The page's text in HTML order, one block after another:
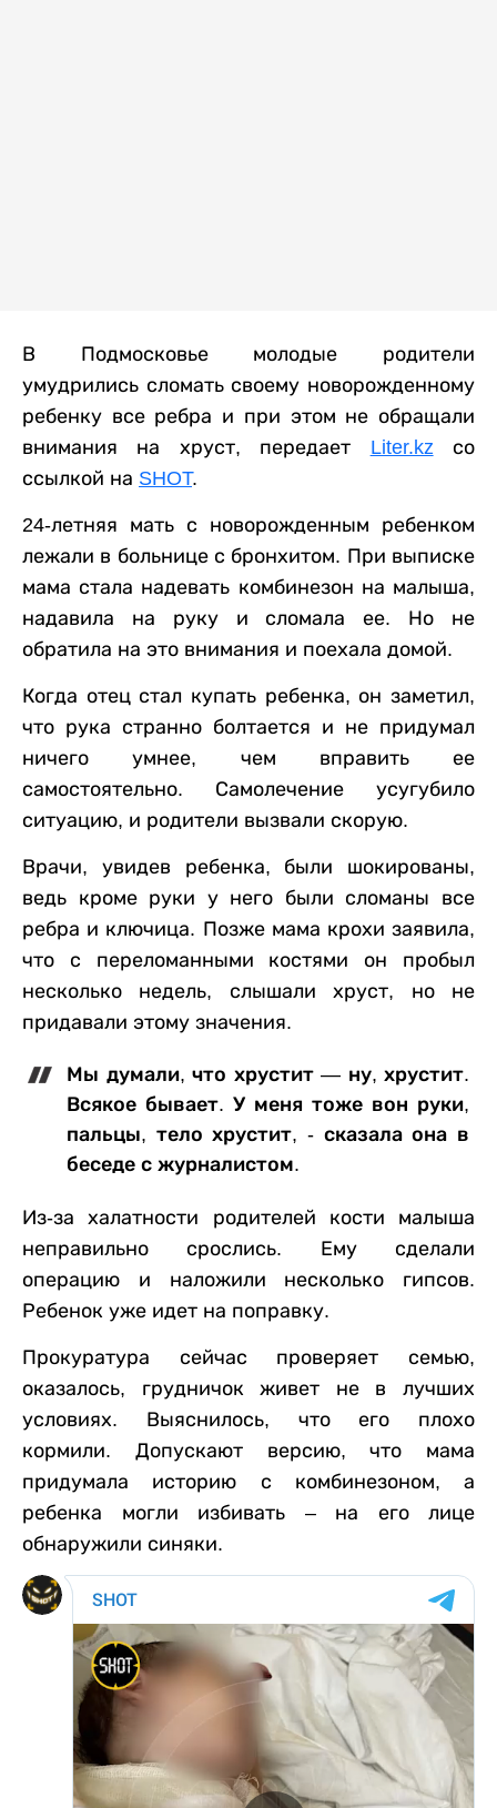
В Подмосковье молодые родители
умудрились сломать своему новорожденному
ребенку все ребра и при этом не обращали
внимания на хруст, передает Liter.kzсо
ссылкой на SHOT.
24-летняя мать с новорожденным ребенком
лежали в больнице с бронхитом. При выписке
мама стала надевать комбинезон на малыша,
надавила на руку и сломала ее. Но не
обратила на это внимания и поехала домой.
Когда отец стал купать ребенка, он заметил,
что рука странно болтается и не придумал
ничего умнее, чем вправить ее
самостоятельно. Самолечение усугубило
ситуацию, и родители вызвали скорую.
Врачи, увидев ребенка, были шокированы,
ведь кроме руки у него были сломаны все
ребра и ключица. Позже мама крохи заявила,
что с переломанными костями он пробыл
несколько недель, слышали хруст, но не
придавали этому значения.
Мы думали, что хрустит — ну, хрустит.
Всякое бывает. У меня тоже вон руки,
пальцы, тело хрустит, - сказала она в
беседе с журналистом.
Из-за халатности родителей кости малыша
неправильно срослись. Ему сделали
операцию и наложили несколько гипсов.
Ребенок уже идет на поправку.
Прокуратура сейчас проверяет семью,
оказалось, грудничок живет не в лучших
условиях. Выяснилось, что его плохо
кормили. Допускают версию, что мама
придумала историю с комбинезоном, а
ребенка могли избивать – на его лице
обнаружили синяки.